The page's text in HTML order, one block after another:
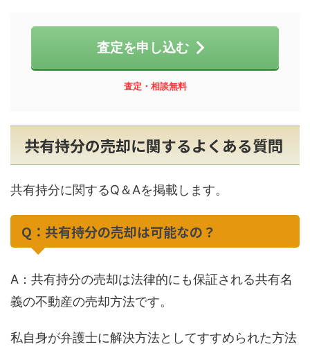
査定を申し込む
査定・相談無料
共有持分の売却に関するよくある質問
共有持分に関するQ＆Aを掲載します。
Q：共有持分の売却は可能なの？
A：共有持分の売却は法律的にも保証される共有名
義の不動産の売却方法です。
私自身が弁護士に解決方法としてすすめられた方法